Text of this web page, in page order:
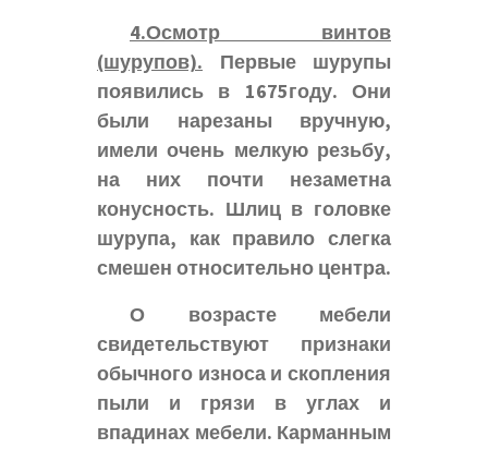
4.Осмотр винтов
(шурупов). Первые шурупы
появились в 1675году. Они
были нарезаны вручную,
имели очень мелкую резьбу,
на них почти незаметна
конусность. Шлиц в головке
шурупа, как правило слегка
смешен относительно центра.
О возрасте мебели
свидетельствуют признаки
обычного износа и скопления
пыли и грязи в углах и
впадинах мебели. Карманным